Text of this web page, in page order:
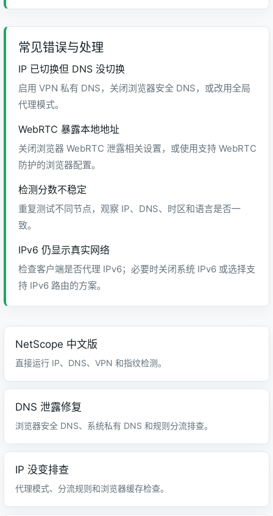
常见错误与处理
IP 已切换但 DNS 没切换
启用 VPN 私有 DNS，关闭浏览器安全 DNS，或改用全局
代理模式。
WebRTC 暴露本地地址
关闭浏览器 WebRTC 泄露相关设置，或使用支持 WebRTC
防护的浏览器配置。
检测分数不稳定
重复测试不同节点，观察 IP、DNS、时区和语言是否一
致。
IPv6 仍显示真实网络
检查客户端是否代理 IPv6；必要时关闭系统 IPv6 或选择支
持 IPv6 路由的方案。
NetScope 中文版
直接运行 IP、DNS、VPN 和指纹检测。
DNS 泄露修复
浏览器安全 DNS、系统私有 DNS 和规则分流排查。
IP 没变排查
代理模式、分流规则和浏览器缓存检查。